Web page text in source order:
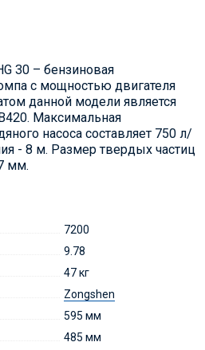
30 – бензиновая
с мощностью двигателя
данной модели является
Максимальная
насоса составляет 750 л/
- 8 м. Размер твердых частиц
мм.
7200
9.78
47 кг
Zongshen
595 мм
485 мм